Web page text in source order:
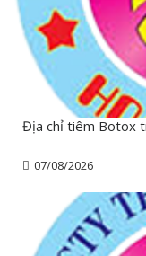
Địa chỉ tiêm Botox
07/08/2026